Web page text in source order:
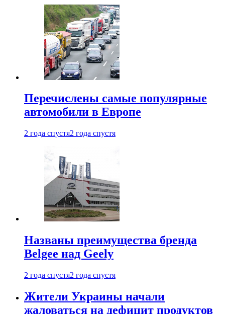
Перечислены самые популярные
автомобили в Европе
2 года спустя2 года спустя
Названы преимущества бренда
Belgee над Geely
2 года спустя2 года спустя
Жители Украины начали
жаловаться на дефицит продуктов